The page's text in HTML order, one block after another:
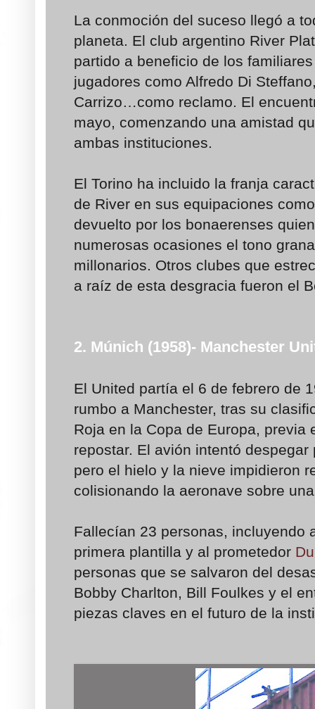
La conmoción del suceso llegó a
planeta. El club argentino River
partido a beneficio de los
jugadores como Alfredo Di
Carrizo…como reclamo. El
mayo, comenzando una amistad
ambas instituciones.
El Torino ha incluido la franja
de River en sus equipaciones
devuelto por los bonaerenses
numerosas ocasiones el tono
millonarios. Otros clubes que
a raíz de esta desgracia fueron el
2. Múnich (1958)- Manchester
El United partía el 6 de febrero de
rumbo a Manchester, tras su
Roja en la Copa de Europa, previa
repostar. El avión intentó
pero el hielo y la nieve impidieron
colisionando la aeronave sobre
Fallecían 23 personas, incluyendo
primera plantilla y al prometedor
personas que se salvaron del
Bobby Charlton, Bill Foulkes y el
piezas claves en el futuro de la